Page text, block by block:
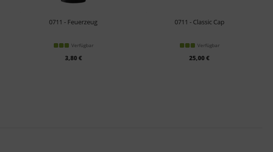
0711 - Feuerzeug
Verfügbar
3,80 €
0711 - Classic Cap
Verfügbar
25,00 €